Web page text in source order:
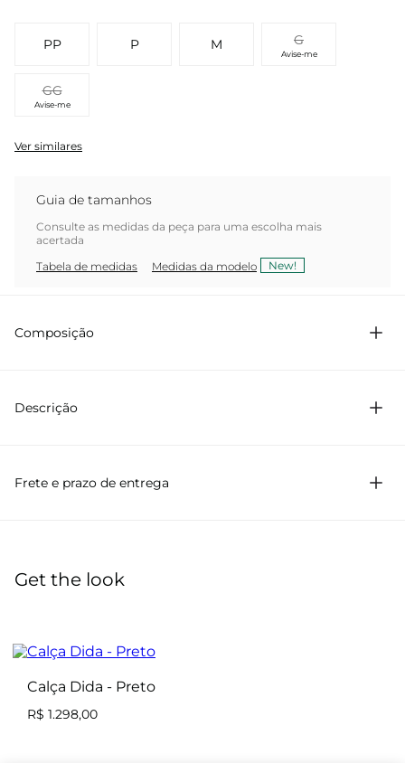
PP P M G
Avise-me
GG
Avise-me
Ver similares
Guia de tamanhos
Consulte as medidas da peça para uma escolha mais
acertada
Tabela de medidas
Medidas da modelo New!
Composição
Descrição
sofisticação. Possui modelagem slim e fechamento por
Frete e prazo de entrega
Get the look
Calça Dida - Preto
R$ 1.298,00